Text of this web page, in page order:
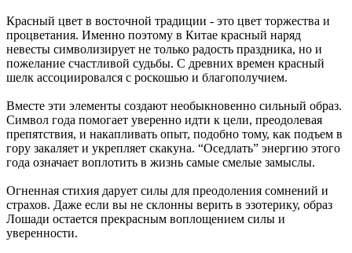
Красный цвет в восточной традиции - это цвет торжества и
процветания. Именно поэтому в Китае красный наряд
невесты символизирует не только радость праздника, но и
пожелание счастливой судьбы. С древних времен красный
шелк ассоциировался с роскошью и благополучием.
Вместе эти элементы создают необыкновенно сильный образ.
Символ года помогает уверенно идти к цели, преодолевая
препятствия, и накапливать опыт, подобно тому, как подъем в
гору закаляет и укрепляет скакуна. “Оседлать” энергию этого
года означает воплотить в жизнь самые смелые замыслы.
Огненная стихия дарует силы для преодоления сомнений и
страхов. Даже если вы не склонны верить в эзотерику, образ
Лошади остается прекрасным воплощением силы и
уверенности.